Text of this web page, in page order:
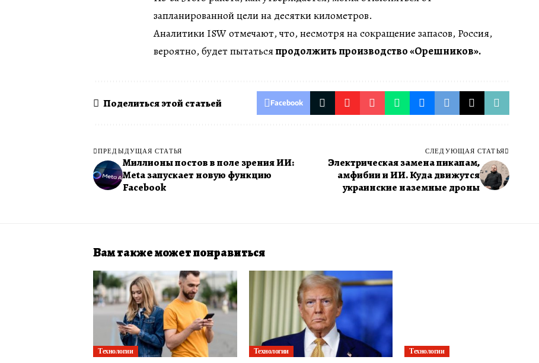
запланированной цели на десятки километров.
Аналитики ISW отмечают, что, несмотря на сокращение запасов, Россия,
вероятно, будет пытатьсяпродолжить производство «Орешников».
Поделиться этой статьей Facebook
ПРЕДЫДУЩАЯ СТАТЬЯ
Миллионы постов в поле зрения ИИ:
Meta запускает новую функцию
Facebook
СЛЕДУЮЩАЯ СТАТЬЯ
Электрическая замена пикапам,
амфибии и ИИ. Куда движутся
украинские наземные дроны
Вам также может понравиться
Технологии Технологии Технологии